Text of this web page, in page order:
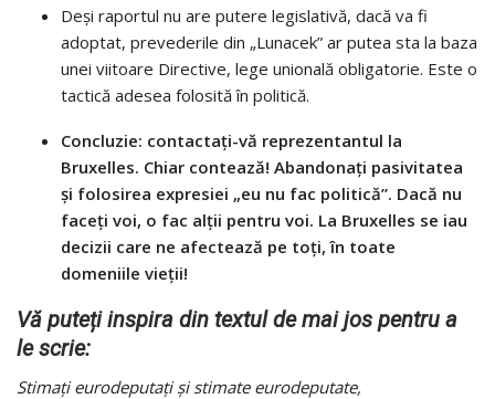
Deși raportul nu are putere legislativă, dacă va fi
adoptat, prevederile din „Lunacek” ar putea sta la baza
unei viitoare Directive, lege unională obligatorie. Este o
tactică adesea folosită în politică.
Concluzie: contactați-vă reprezentantul la
Bruxelles. Chiar contează! Abandonați pasivitatea
și folosirea expresiei „eu nu fac politică”. Dacă nu
faceți voi, o fac alții pentru voi. La Bruxelles se iau
decizii care ne afectează pe toți, în toate
domeniile vieții!
Vă puteți inspira din textul de mai jos pentru a
le scrie:
Stimați eurodeputați și stimate eurodeputate,